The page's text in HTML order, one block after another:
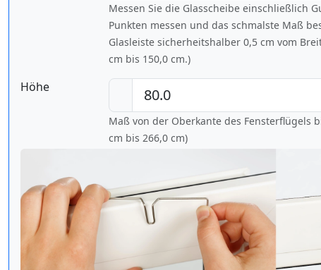
Messen Sie die Glasscheibe einschließlich
Punkten messen und das schmalste Maß
Glasleiste sicherheitshalber 0,5 cm vom
cm bis 150,0 cm.)
Höhe
Maß von der Oberkante des Fensterflügels
cm bis 266,0 cm)